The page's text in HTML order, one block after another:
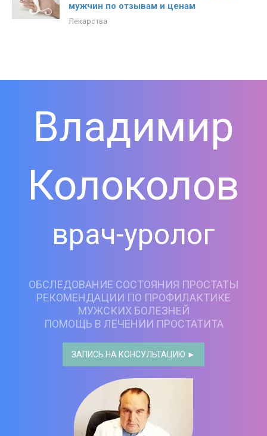
мужчин по отзывам и ценам
Лекарства
Владимир
Колоколов
врач-уролог
ОБСЛЕДОВАНИЕ СОСТОЯНИЯ ПРОСТАТЫ
РЕКОМЕНДАЦИИ ПО ПРОФИЛАКТИКЕ
МУЖСКИХ БОЛЕЗНЕЙ
ПОМОЩЬ В ЛЕЧЕНИИ ПРОСТАТИТА
ЗАПИСЬ НА КОНСУЛЬТАЦИЮ ►